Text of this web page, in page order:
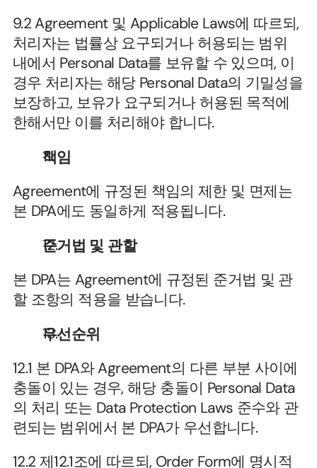
9.2 Agreement 및 Applicable Laws에 따르되,
처리자는 법률상 요구되거나 허용되는 범위
내에서 Personal Data를 보유할 수 있으며, 이
경우 처리자는 해당 Personal Data의 기밀성을
보장하고, 보유가 요구되거나 허용된 목적에
한해서만 이를 처리해야 합니다.
책임
Agreement에 규정된 책임의 제한 및 면제는
본 DPA에도 동일하게 적용됩니다.
준거법 및 관할
본 DPA는 Agreement에 규정된 준거법 및 관
할 조항의 적용을 받습니다.
우선순위
12.1 본 DPA와 Agreement의 다른 부분 사이에
충돌이 있는 경우, 해당 충돌이 Personal Data
의 처리 또는 Data Protection Laws 준수와 관
련되는 범위에서 본 DPA가 우선합니다.
12.2 제12.1조에 따르되, Order Form에 명시적